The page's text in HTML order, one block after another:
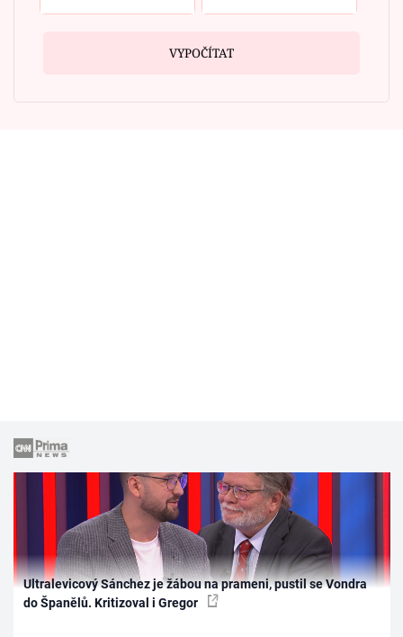
VYPOČÍTAT
Ultralevicový Sánchez je žábou na prameni, pustil se Vondra
do Španělů. Kritizoval i Gregor